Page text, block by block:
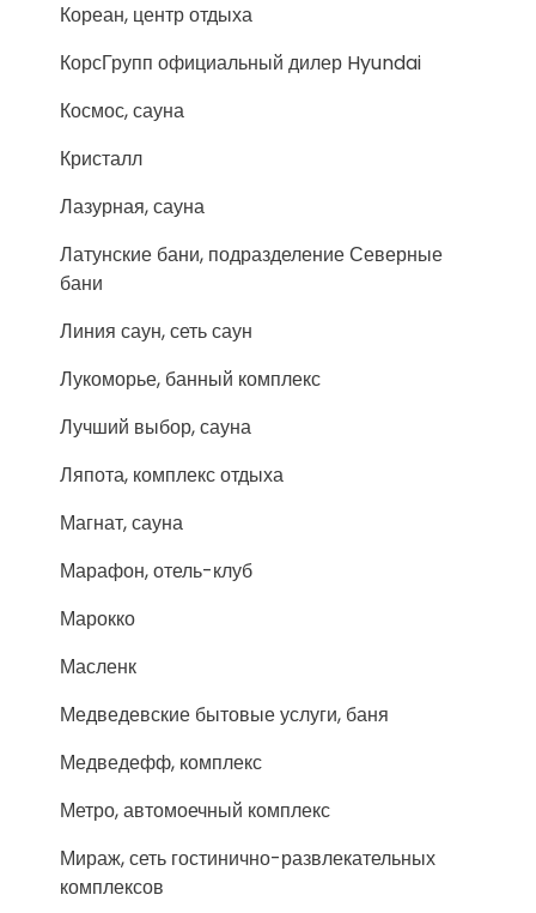
Кореан, центр отдыха
КорсГрупп официальный дилер Hyundai
Космос, сауна
Кристалл
Лазурная, сауна
Латунские бани, подразделение Северные
бани
Линия саун, сеть саун
Лукоморье, банный комплекс
Лучший выбор, сауна
Ляпота, комплекс отдыха
Магнат, сауна
Марафон, отель-клуб
Марокко
Масленк
Медведевские бытовые услуги, баня
Медведефф, комплекс
Метро, автомоечный комплекс
Мираж, сеть гостинично-развлекательных
комплексов